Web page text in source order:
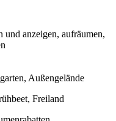
und anzeigen, aufräumen,
Außengelände
Freiland